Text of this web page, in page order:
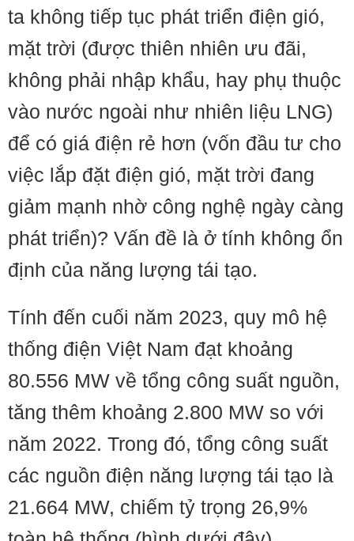
ta không tiếp tục phát triển điện gió,
mặt trời (được thiên nhiên ưu đãi,
không phải nhập khẩu, hay phụ thuộc
vào nước ngoài như nhiên liệu LNG)
để có giá điện rẻ hơn (vốn đầu tư cho
việc lắp đặt điện gió, mặt trời đang
giảm mạnh nhờ công nghệ ngày càng
phát triển)? Vấn đề là ở tính không ổn
định của năng lượng tái tạo.
Tính đến cuối năm 2023, quy mô hệ
thống điện Việt Nam đạt khoảng
80.556 MW về tổng công suất nguồn,
tăng thêm khoảng 2.800 MW so với
năm 2022. Trong đó, tổng công suất
các nguồn điện năng lượng tái tạo là
21.664 MW, chiếm tỷ trọng 26,9%